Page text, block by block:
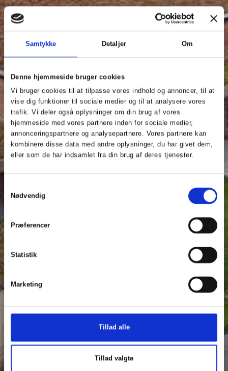
Samtykke Detaljer Om
Denne hjemmeside bruger cookies
Vi bruger cookies til at tilpasse vores indhold og annoncer, til at
vise dig funktioner til sociale medier og til at analysere vores
trafik. Vi deler også oplysninger om din brug af vores
hjemmeside med vores partnere inden for sociale medier,
annonceringspartnere og analysepartnere. Vores partnere kan
kombinere disse data med andre oplysninger, du har givet dem,
eller som de har indsamlet fra din brug af deres tjenester.
Nødvendig
Præferencer
Statistik
Marketing
Tillad alle
Tillad valgte